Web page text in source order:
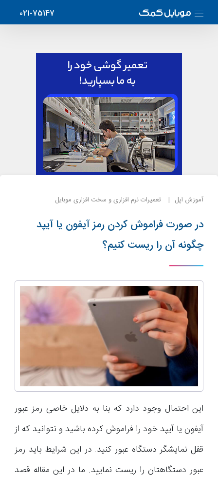
021-75147
آموزش اپل تعمیرات نرم افزاری و سخت افزاری موبایل
در صورت فراموش کردن رمز آیفون یا آیپد
چگونه آن را ریست کنیم؟
این احتمال وجود دارد که بنا به دلایل خاصی رمز عبور
آیفون یا آیپد خود را فراموش کرده باشید و نتوانید که از
قفل نمایشگر دستگاه عبور کنید. در این شرایط باید رمز
عبور دستگاهتان را ریست نمایید. ما در این مقاله قصد